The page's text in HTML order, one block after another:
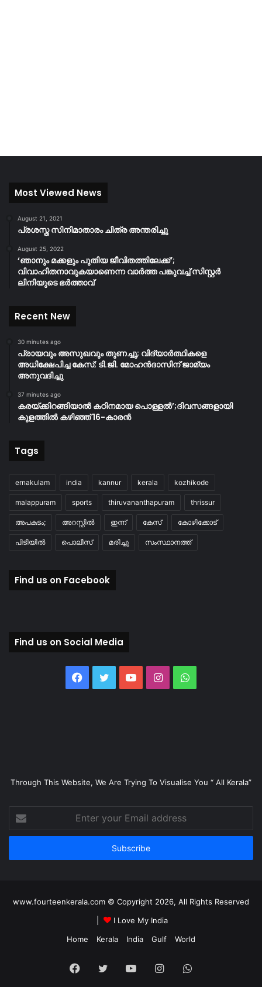
Most Viewed News
August 21, 2021
പ്രശസ്ത സിനിമാതാരം ചിത്ര അന്തരിച്ചു
August 25, 2022
‘ഞാനും മക്കളും പുതിയ ജീവിതത്തിലേക്ക്’;
വിവാഹിതനാവുകയാണെന്ന വാർത്ത പങ്കുവച്ച് സിസ്റ്റർ
ലിനിയുടെ ഭർത്താവ്
Recent New
30 minutes ago
പ്രായവും അസുഖവും തുണച്ചു; വിദ്യാർത്ഥികളെ
അധിക്ഷേപിച്ച കേസ്; ടി.ജി. മോഹൻദാസിന് ജാമ്യം
അനുവദിച്ചു
37 minutes ago
കരയ്ക്കിറങ്ങിയാൽ കഠിനമായ പൊള്ളൽ’;ദിവസങ്ങളായി
കുളത്തിൽ കഴിഞ്ഞ് 16-കാരൻ
Tags
ernakulam india kannur kerala kozhikode
malappuram sports thiruvananthapuram thrissur
അപകടം; അറസ്റ്റിൽ ഇന്ന് കേസ് കോഴിക്കോട്
പിടിയിൽ പൊലീസ് മരിച്ചു സംസ്ഥാനത്ത്
Find us on Facebook
Find us on Social Media
Facebook
TwitterYouTubeInstagramWhatsApp
Through This Website, We Are Trying To Visualise You “ All Kerala”
your
Email
www.fourteenkerala.com © Copyright 2026, All Rights Reserved
I Love My India
Home
Kerala India Gulf World
Facebook
TwitterYouTubeInstagramWhatsApp